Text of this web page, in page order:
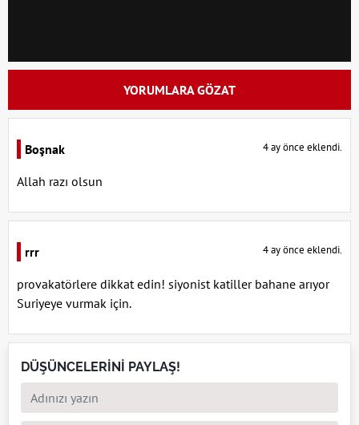
YORUMLARA GÖZAT
Boşnak 4 ay önce eklendi.
Allah razı olsun
rrr 4 ay önce eklendi.
provakatörlere dikkat edin! siyonist katiller bahane arıyor
Suriyeye vurmak için.
DÜŞÜNCELERİNİ PAYLAŞ!